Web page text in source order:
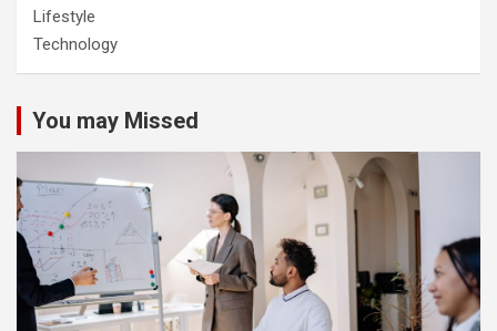
Lifestyle
Technology
You may Missed